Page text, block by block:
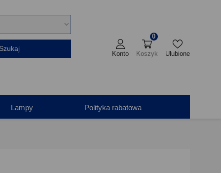
Szukaj
Konto Koszyk
0
Ulubione
Lampy Polityka rabatowa